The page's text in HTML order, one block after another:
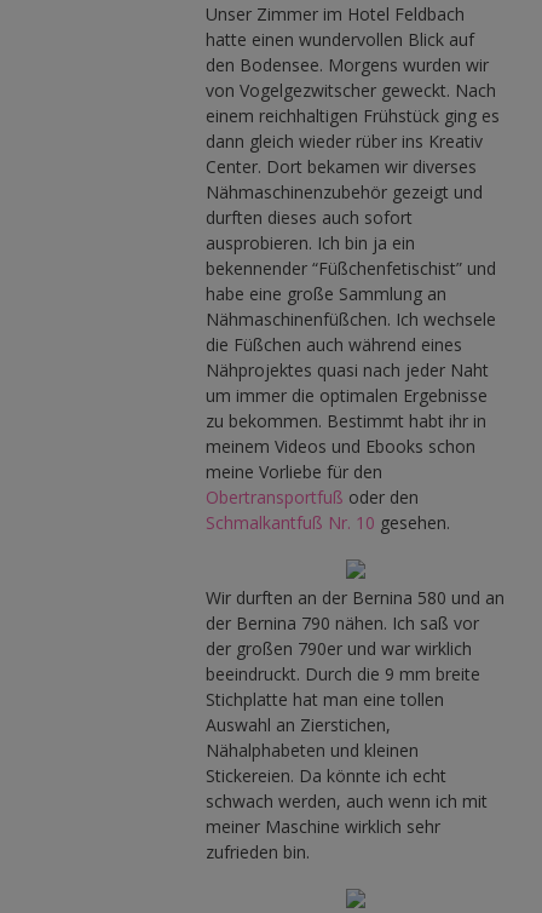
Unser Zimmer im Hotel Feldbach
hatte einen wundervollen Blick auf
den Bodensee. Morgens wurden wir
von Vogelgezwitscher geweckt. Nach
einem reichhaltigen Frühstück ging es
dann gleich wieder rüber ins Kreativ
Center. Dort bekamen wir diverses
Nähmaschinenzubehör gezeigt und
durften dieses auch sofort
ausprobieren. Ich bin ja ein
bekennender “Füßchenfetischist” und
habe eine große Sammlung an
Nähmaschinenfüßchen. Ich wechsele
die Füßchen auch während eines
Nähprojektes quasi nach jeder Naht
um immer die optimalen Ergebnisse
zu bekommen. Bestimmt habt ihr in
meinem Videos und Ebooks schon
meine Vorliebe für den
Obertransportfuß oder den
Schmalkantfuß Nr. 10 gesehen.
Wir durften an der Bernina 580 und an
der Bernina 790 nähen. Ich saß vor
der großen 790er und war wirklich
beeindruckt. Durch die 9 mm breite
Stichplatte hat man eine tollen
Auswahl an Zierstichen,
Nähalphabeten und kleinen
Stickereien. Da könnte ich echt
schwach werden, auch wenn ich mit
meiner Maschine wirklich sehr
zufrieden bin.